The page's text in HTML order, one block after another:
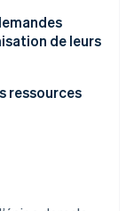
de leurs
ressources